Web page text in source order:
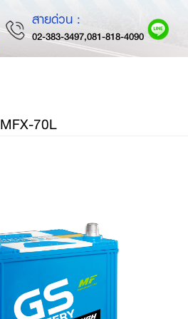
สายด่วน :
02-383-3497,081-818-4090
MFX-70L